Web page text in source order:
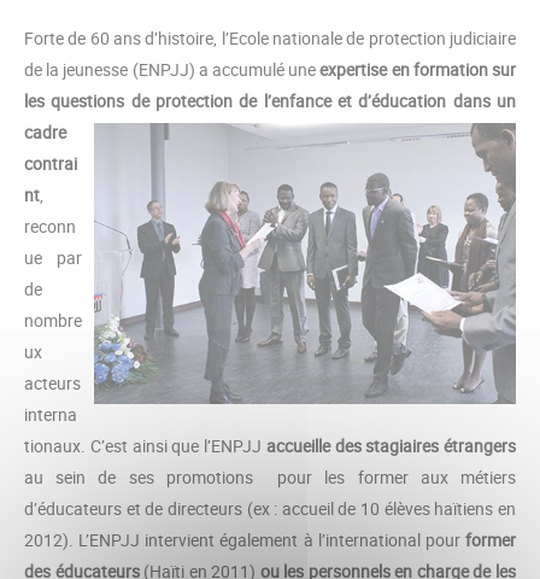
Forte de 60 ans d’histoire, l’Ecole nationale de protection judiciaire
de la jeunesse (ENPJJ) a accumulé uneexpertise en formation sur
lesquestions de protection de l’enfance etd’éducation dans un
cadre
contrai
nt,
reconn
ue par
de
nombre
ux
acteurs
interna
tionaux. C’est ainsi que l’ENPJJ accueille des stagiaires étrangers
au sein de ses promotions pour les former aux métiers
d’éducateurs et de directeurs (ex : accueil de 10 élèves haïtiens en
2012). L’ENPJJ intervient également à l’international pour former
des éducateurs(Haïti en 2011) ou les personnels en charge de les